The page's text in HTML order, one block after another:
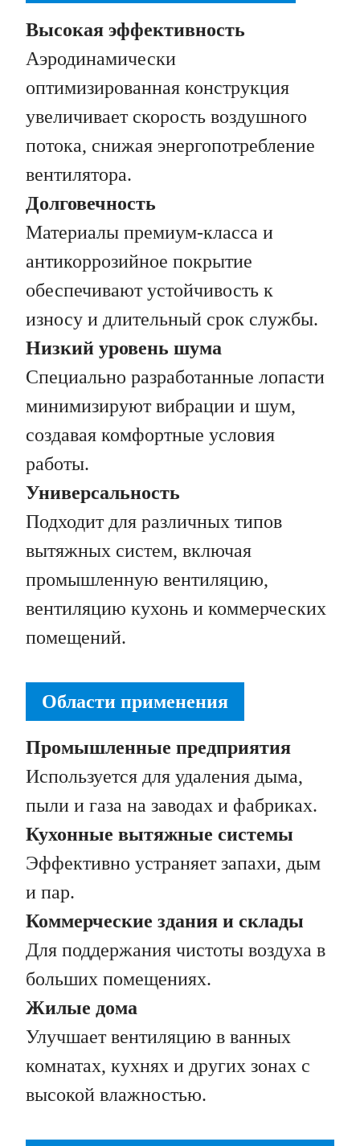
Высокая эффективность
Аэродинамически
оптимизированная конструкция
увеличивает скорость воздушного
потока, снижая энергопотребление
вентилятора.
Долговечность
Материалы премиум-класса и
антикоррозийное покрытие
обеспечивают устойчивость к
износу и длительный срок службы.
Низкий уровень шума
Специально разработанные лопасти
минимизируют вибрации и шум,
создавая комфортные условия
работы.
Универсальность
Подходит для различных типов
вытяжных систем, включая
промышленную вентиляцию,
вентиляцию кухонь и коммерческих
помещений.
Области применения
Промышленные предприятия
Используется для удаления дыма,
пыли и газа на заводах и фабриках.
Кухонные вытяжные системы
Эффективно устраняет запахи, дым
и пар.
Коммерческие здания и склады
Для поддержания чистоты воздуха в
больших помещениях.
Жилые дома
Улучшает вентиляцию в ванных
комнатах, кухнях и других зонах с
высокой влажностью.